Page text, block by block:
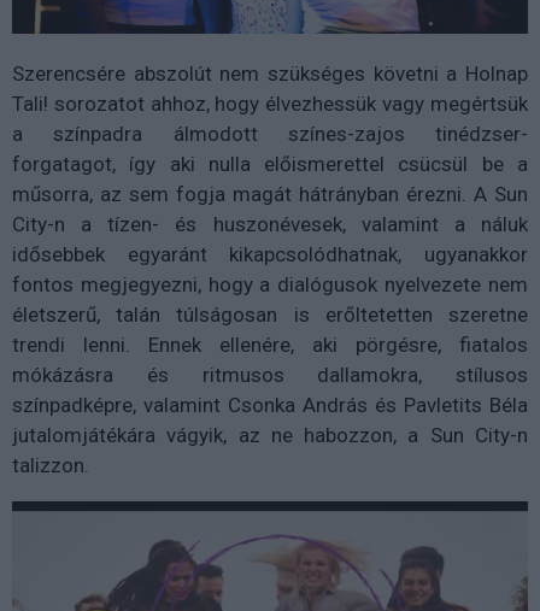
Szerencsére abszolút nem szükséges követni a Holnap
Tali! sorozatot ahhoz, hogy élvezhessük vagy megértsük
a színpadra álmodott színes-zajos tinédzser-
forgatagot, így aki nulla előismerettel csücsül be a
műsorra, az sem fogja magát hátrányban érezni. A Sun
City-n a tízen- és huszonévesek, valamint a náluk
idősebbek egyaránt kikapcsolódhatnak, ugyanakkor
fontos megjegyezni, hogy a dialógusok nyelvezete nem
életszerű, talán túlságosan is erőltetetten szeretne
trendi lenni. Ennek ellenére, aki pörgésre, fiatalos
mókázásra és ritmusos dallamokra, stílusos
színpadképre, valamint Csonka András és Pavletits Béla
jutalomjátékára vágyik, az ne habozzon, a Sun City-n
talizzon.